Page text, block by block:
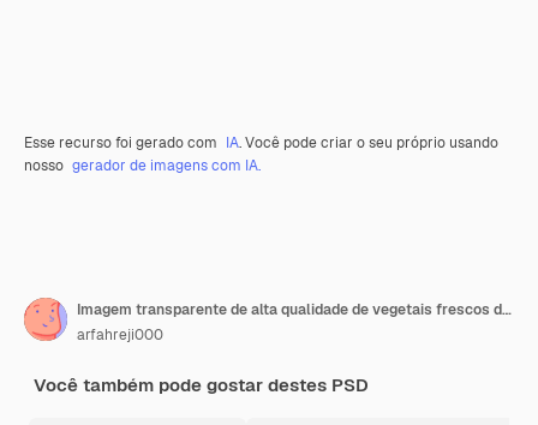
Esse recurso foi gerado com IA. Você pode criar o seu próprio usando
nosso gerador de imagens com IA.
Imagem transparente de alta qualidade de vegetais frescos dispostos em caixas de madeira
arfahreji000
Você também pode gostar destes PSD